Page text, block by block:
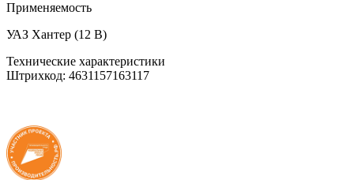
Применяемость
УАЗ Хантер (12 В)
Технические характеристики
Штрихкод: 4631157163117